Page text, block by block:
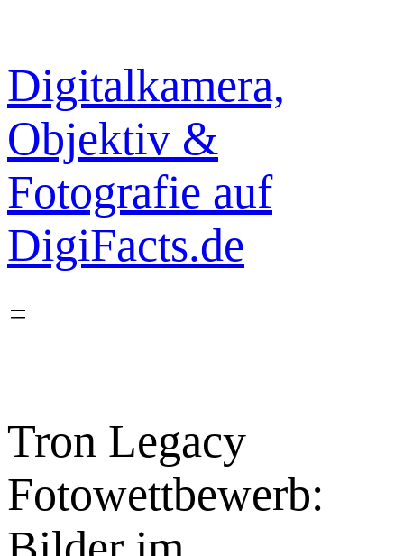
springen
Digitalkamera,
Objektiv &
Fotografie auf
DigiFacts.de
Tron Legacy
Fotowettbewerb: